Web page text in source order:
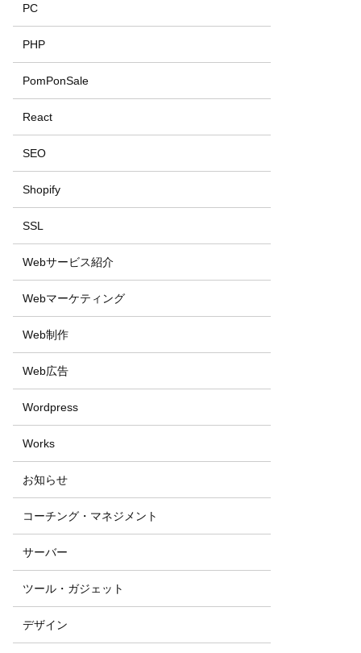
PC
PHP
PomPonSale
React
SEO
Shopify
SSL
Webサービス紹介
Webマーケティング
Web制作
Web広告
Wordpress
Works
お知らせ
コーチング・マネジメント
サーバー
ツール・ガジェット
デザイン